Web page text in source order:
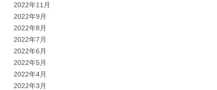
2022年11月
2022年9月
2022年8月
2022年7月
2022年6月
2022年5月
2022年4月
2022年3月